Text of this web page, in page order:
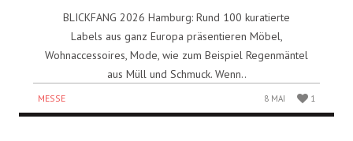
BLICKFANG 2026 Hamburg: Rund 100 kuratierte
Labels aus ganz Europa präsentieren Möbel,
Wohnaccessoires, Mode, wie zum Beispiel Regenmäntel
aus Müll und Schmuck. Wenn..
MESSE 8 MAI 1